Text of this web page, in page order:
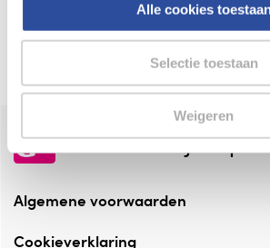
Alle cookies
Selectie toestaan
Weigeren
Altijd onze folder bij de hand
Check onze folders ⁠bij
de vriendelijke
Algemene voorwaarden
Cookieverklaring